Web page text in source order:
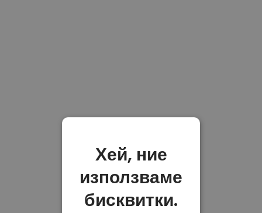
Хей, ние
използваме
бисквитки.